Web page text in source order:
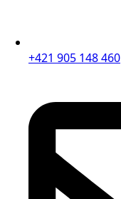
+421 905 148 460